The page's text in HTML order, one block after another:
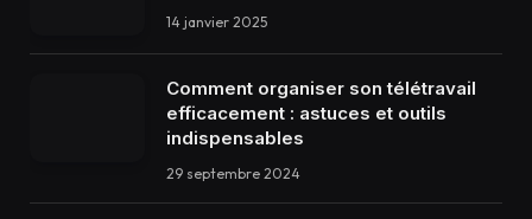
14 janvier 2025
Comment organiser son télétravail
efficacement : astuces et outils
indispensables
29 septembre 2024